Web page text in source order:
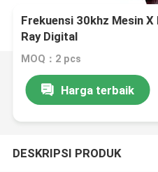
Frekuensi 30khz Mesin X
Ray Digital
MOQ：2 pcs
Harga terbaik
DESKRIPSI PRODUK